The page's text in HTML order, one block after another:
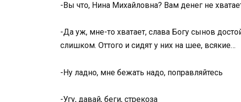
-Вы что, Нина Михайловна? Вам денег не
-Да уж, мне-то хватает, слава Богу сынов
слишком. Оттого и сидят у них на шее, всякие…
-Ну ладно, мне бежать надо, поправляйтесь
-Угу, давай, беги, стрекоза